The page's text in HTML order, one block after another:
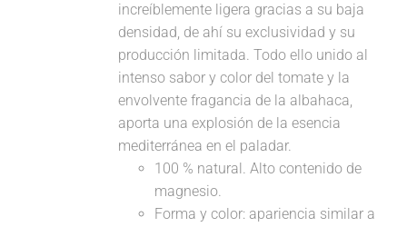
increíblemente ligera gracias a su baja
densidad, de ahí su exclusividad y su
producción limitada. Todo ello unido al
intenso sabor y color del tomate y la
envolvente fragancia de la albahaca,
aporta una explosión de la esencia
mediterránea en el paladar.
100 % natural. Alto contenido de
magnesio.
Forma y color: apariencia similar a